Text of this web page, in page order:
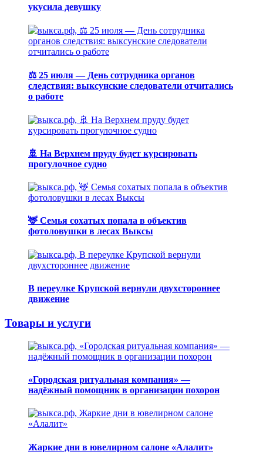
укусила девушку
⚖️ 25 июля — День сотрудника органов
следствия: выксунские следователи отчитались
о работе
🚢 На Верхнем пруду будет курсировать
прогулочное судно
🦌 Семья сохатых попала в объектив
фотоловушки в лесах Выксы
В переулке Крупской вернули двухстороннее
движение
Товары и услуги
«Городская ритуальная компания» —
надёжный помощник в организации похорон
Жаркие дни в ювелирном салоне «Алалит»